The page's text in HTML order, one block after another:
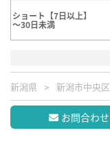
ショート【7日以上】
～30日未満
新潟県 新潟市中央区
お問合わせ